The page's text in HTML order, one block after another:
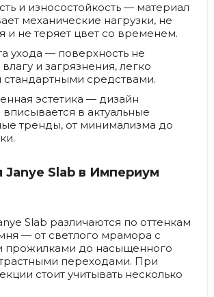
и износостойкость — материал
механические нагрузки, не
и не теряет цвет со временем.
ухода — поверхность не
и загрязнения, легко
стандартными средствами.
эстетика — дизайн
в актуальные
тренды, от минимализма до
Janye Slab в Империум
Slab различаются по оттенкам
— от светлого мрамора с
прожилками до насыщенного
переходами. При
стоит учитывать несколько